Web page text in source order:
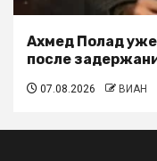
Ахмед Полад
после
07.08.2026 ВИАН